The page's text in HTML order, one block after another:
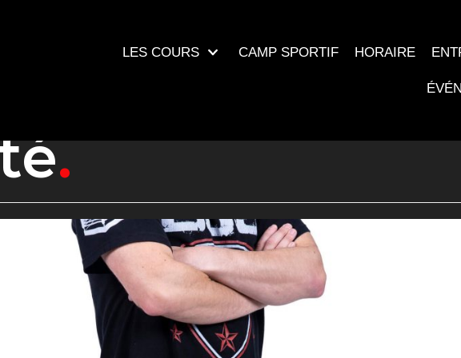
LES COURS CAMP SPORTIF HORAIRE